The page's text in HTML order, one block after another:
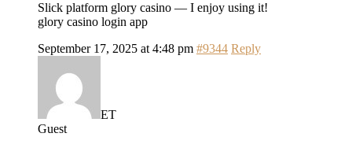
Slick platform glory casino — I enjoy using it!
glory casino login app
September 17, 2025 at 4:48 pm #9344 Reply
ET
Guest